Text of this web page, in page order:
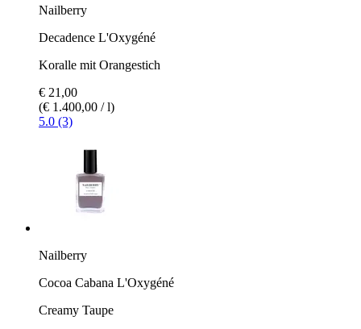
Nailberry
Decadence L'Oxygéné
Koralle mit Orangestich
€ 21,00
(€ 1.400,00 / l)
5.0 (3)
Nailberry
Cocoa Cabana L'Oxygéné
Creamy Taupe